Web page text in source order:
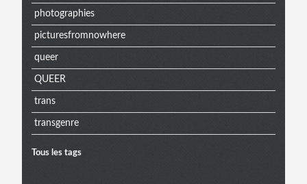
photographies
picturesfromnowhere
queer
QUEER
trans
transgenre
Tous les tags